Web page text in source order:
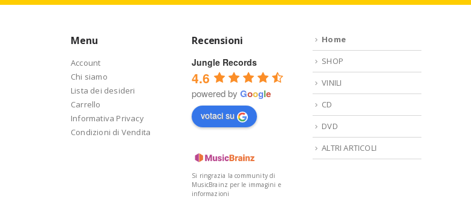
Menu
Account
Chi siamo
Lista dei desideri
Carrello
Informativa Privacy
Condizioni di Vendita
Recensioni
Jungle Records
4.6
powered by Google
votaci su
Si ringrazia la community di
MusicBrainz per le immagini e
informazioni
Home
SHOP
VINILI
CD
DVD
ALTRI ARTICOLI